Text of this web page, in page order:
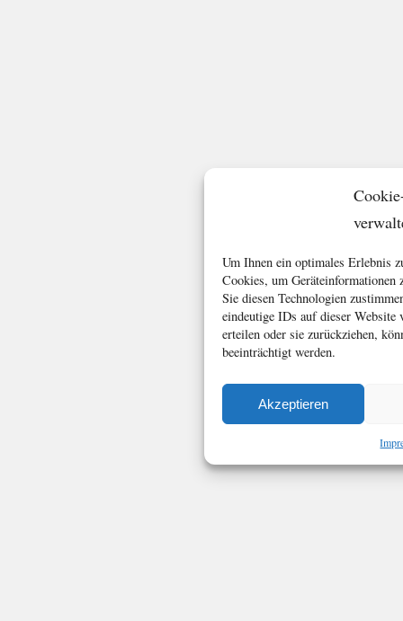
Um Ihnen ein optimales Erlebnis
Cookies, um Geräteinformationen
Sie diesen Technologien
eindeutige IDs auf dieser
erteilen oder sie zurückziehen,
beeinträchtigt werden.
Akzeptieren